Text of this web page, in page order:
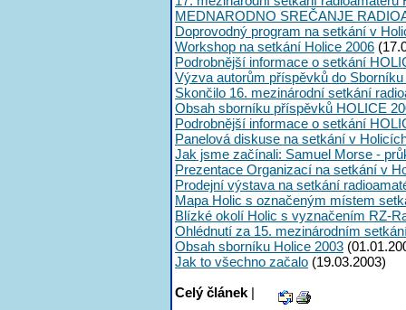
MEDNARODNO SREČANJE
Doprovodný program na setkání v
Workshop na setkání Holice 2006
Podrobnější informace o setkání
Výzva autorům příspěvků do
Skončilo 16. mezinárodní setkání
Obsah sborníku příspěvků HOLICE
Podrobnější informace o setkání
Panelová diskuse na setkání v
Jak jsme začínali: Samuel Morse -
Prezentace Organizací na setkání v
Prodejní výstava na setkání
Mapa Holic s označeným místem
Blízké okolí Holic s vyznačením RZ-
Ohlédnutí za 15. mezinárodním
Obsah sborníku Holice 2003
Jak to všechno začalo (19.03.2003)
Celý článek |